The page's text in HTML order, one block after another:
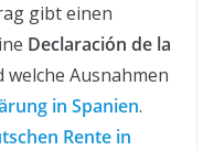
gibt einen
Declaración de la
Ausnahmen
in Spanien.
Rente in